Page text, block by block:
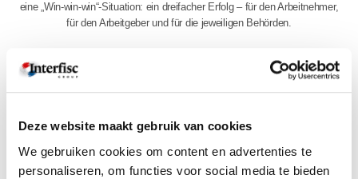
Deze website maakt gebruik van cookies
We gebruiken cookies om content en advertenties te
personaliseren, om functies voor social media te bieden
eine „Win-win-win“-Situation: ein dreifacher Erfolg – für den Arbeitnehmer,
für den Arbeitgeber und für die jeweiligen Behörden.
WARUM WIR UNSERE ARBEIT MACHEN
Unternehmensführung nicht durch Wissenslücken bei komplexen
Schließlich wird von Arbeitgebern erwartet, dass sie die Gesetze und
rechtlichen Vorschriften in Personalangelegenheiten kennen und